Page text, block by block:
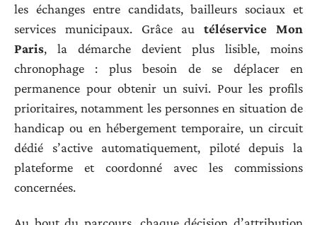
les échanges entre candidats, bailleurs sociaux et
services municipaux. Grâce autéléservice Mon
Paris, la démarche devient plus lisible, moins
chronophage : plus besoin de se déplacer en
permanence pour obtenir un suivi. Pour les profils
prioritaires, notamment les personnes en situation de
handicap ou en hébergement temporaire, un circuit
dédié s’active automatiquement, piloté depuis la
plateforme et coordonné avec les commissions
concernées.